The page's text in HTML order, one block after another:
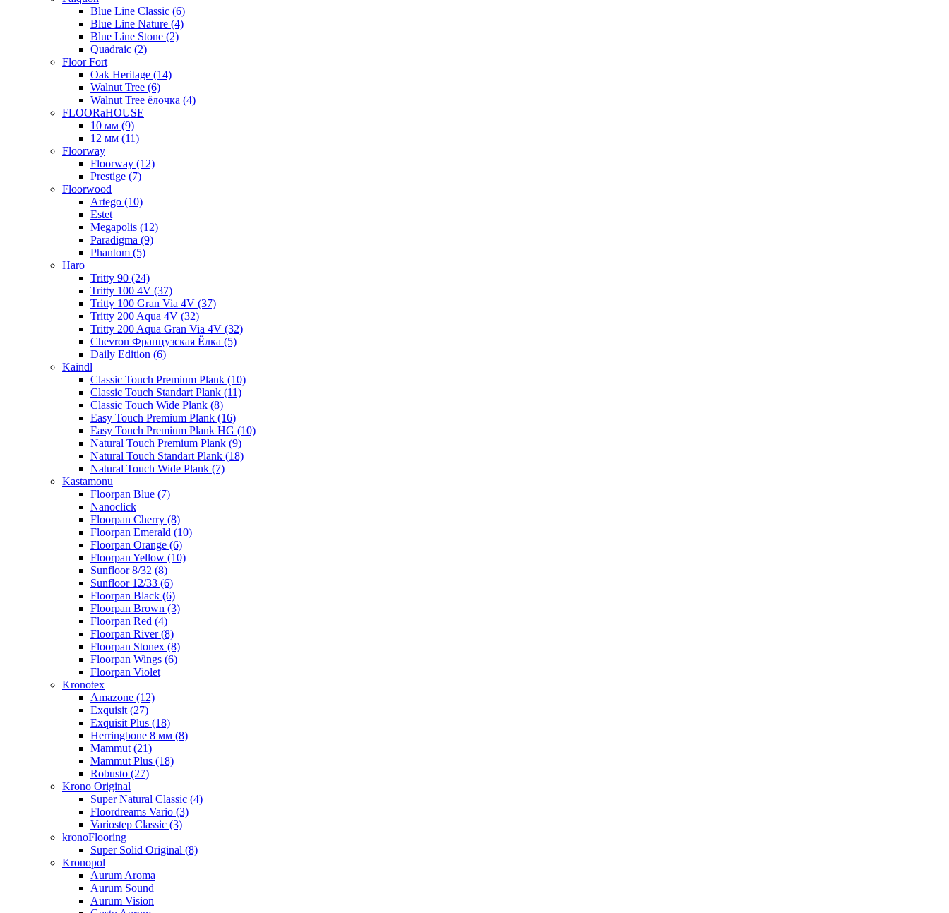
Blue Line Classic (6)
Blue Line Nature (4)
Blue Line Stone (2)
Quadraic (2)
Floor Fort
Oak Heritage (14)
Walnut Tree (6)
Walnut Tree ёлочка (4)
FLOORaHOUSE
10 мм (9)
12 мм (11)
Floorway
Floorway (12)
Prestige (7)
Floorwood
Artego (10)
Estet
Megapolis (12)
Paradigma (9)
Phantom (5)
Haro
Tritty 90 (24)
Tritty 100 4V (37)
Tritty 100 Gran Via 4V (37)
Tritty 200 Aqua 4V (32)
Tritty 200 Aqua Gran Via 4V (32)
Chevron Французская Ёлка (5)
Daily Edition (6)
Kaindl
Classic Touch Premium Plank (10)
Classic Touch Standart Plank (11)
Classic Touch Wide Plank (8)
Easy Touch Premium Plank (16)
Easy Touch Premium Plank HG (10)
Natural Touch Premium Plank (9)
Natural Touch Standart Plank (18)
Natural Touch Wide Plank (7)
Kastamonu
Floorpan Blue (7)
Nanoclick
Floorpan Cherry (8)
Floorpan Emerald (10)
Floorpan Orange (6)
Floorpan Yellow (10)
Sunfloor 8/32 (8)
Sunfloor 12/33 (6)
Floorpan Black (6)
Floorpan Brown (3)
Floorpan Red (4)
Floorpan River (8)
Floorpan Stonex (8)
Floorpan Wings (6)
Floorpan Violet
Kronotex
Amazone (12)
Exquisit (27)
Exquisit Plus (18)
Herringbone 8 мм (8)
Mammut (21)
Mammut Plus (18)
Robusto (27)
Krono Original
Super Natural Classic (4)
Floordreams Vario (3)
Variostep Classic (3)
kronoFlooring
Super Solid Original (8)
Kronopol
Aurum Aroma
Aurum Sound
Aurum Vision